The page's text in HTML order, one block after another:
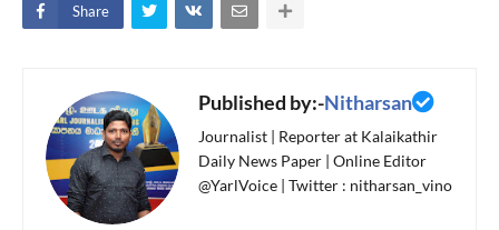
Share
Published by:-Nitharsan
Journalist | Reporter at Kalaikathir
Daily News Paper | Online Editor
@YarlVoice | Twitter : nitharsan_vino